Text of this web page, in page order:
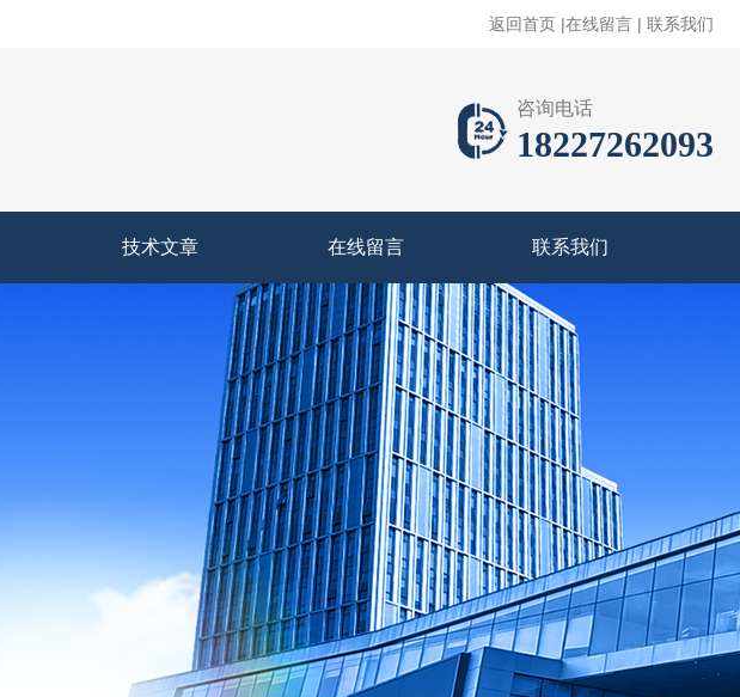
返回首页 |在线留言 | 联系我们
咨询电话
18227262093
技术文章 在线留言 联系我们